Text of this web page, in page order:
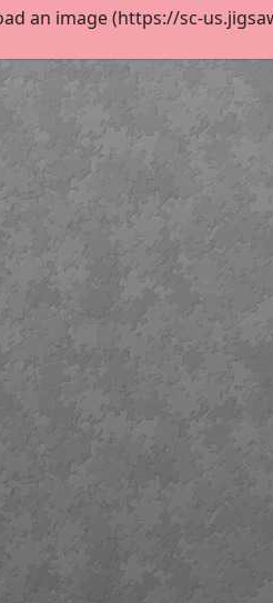
an image (https://sc-
stromečkem